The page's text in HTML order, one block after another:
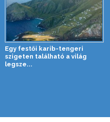
Egy festői karib-tengeri
szigeten található a világ
legsze...